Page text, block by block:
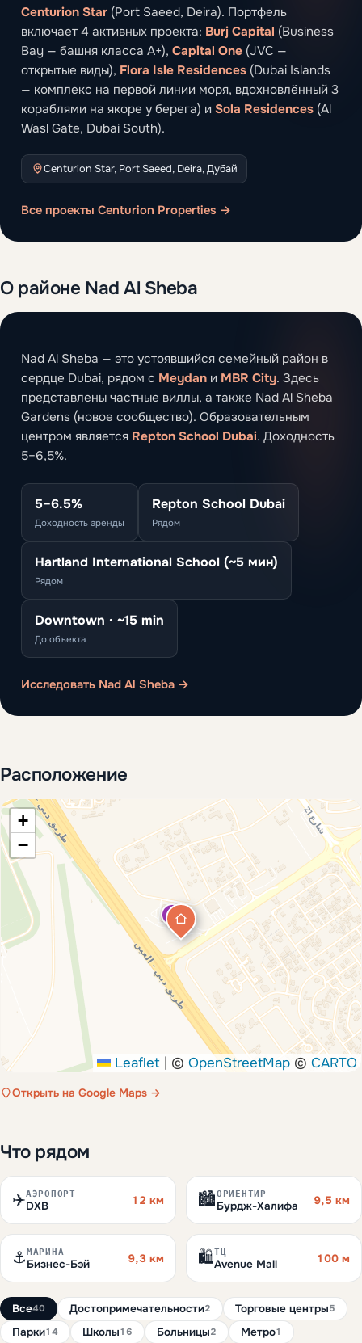
Centurion Star (Port Saeed, Deira). Портфель
включает 4 активных проекта: Burj Capital (Business
Bay — башня класса A+), Capital One (JVC —
открытые виды), Flora Isle Residences (Dubai Islands
— комплекс на первой линии моря, вдохновлённый 3
кораблями на якоре у берега) и Sola Residences (Al
Wasl Gate, Dubai South).
Centurion Star, Port Saeed, Deira, Дубай
Все проекты Centurion Properties →
О районе Nad Al Sheba
Nad Al Sheba — это устоявшийся семейный район в
сердце Dubai, рядом с Meydan и MBR City. Здесь
представлены частные виллы, а также Nad Al Sheba
Gardens (новое сообщество). Образовательным
центром является Repton School Dubai. Доходность
5–6,5%.
5–6.5%
Доходность аренды
Repton School Dubai
Рядом
Hartland International School (~5 мин)
Рядом
Downtown · ~15 min
До объекта
Исследовать Nad Al Sheba →
Расположение
+
−
Leaflet © OpenStreetMap © CARTO
Открыть на Google Maps →
Что рядом
✈️АЭРОПОРТ
DXB 12 км 🏙️ОРИЕНТИР
Бурдж-Халифа 9,5 км
⚓ МАРИНА
Бизнес-Бэй 9,3 км 🛍️ТЦ
Avenue Mall 100 м
Все40 Достопримечательности2 Торговые центры5
Парки14 Школы16 Больницы2 Метро1